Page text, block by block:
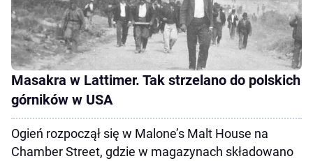
Masakra w Lattimer. Tak strzelano do polskich
górników w USA
Ogień rozpoczął się w Malone’s Malt House na
Chamber Street, gdzie w magazynach składowano